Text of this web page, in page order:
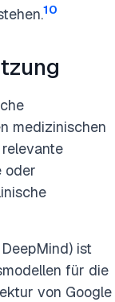
10
medizinischen
oder
ist
für die
von Google